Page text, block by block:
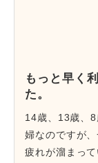
もっと早く
た。
14歳、13歳、
婦なのですが
疲れが溜まっ